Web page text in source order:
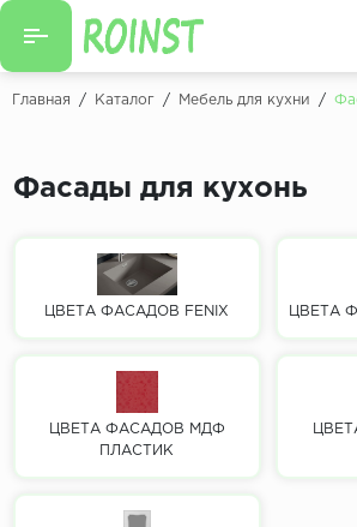
Назад
Декоры фасадов
Декоры столешниц
Декоры кухонных фартуков
Главная / Каталог / Мебель для кухни /
Фасады для кухонь
ЦВЕТА ФАСАДОВ FENIX ЦВЕТА
ЦВЕТА ФАСАДОВ МДФ
ПЛАСТИК